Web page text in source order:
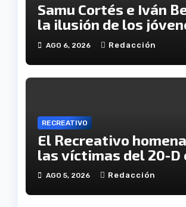
Samu Cortés e Iván
la ilusión de los
servicio del Decano
AGO 6, 2026 Redacción
RECREATIVO
El Recreativo
las víctimas del 20-D
XX aniversario de la
AGO 5, 2026 Redacción